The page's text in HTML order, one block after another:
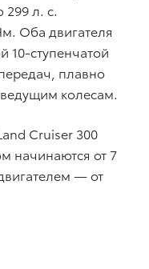
л. с.
Оба двигателя
10-ступенчатой
плавно
колесам.
Cruiser 300
начинаются от 7
— от